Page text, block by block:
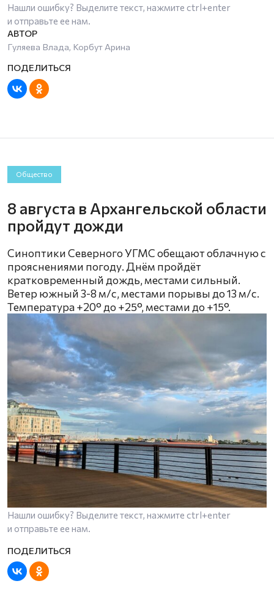
Нашли ошибку? Выделите текст, нажмите ctrl+enter
и отправьте ее нам.
Гуляева Влада, Корбут Арина
Общество
8 августа в Архангельской области
пройдут дожди
Синоптики Северного УГМС обещают облачную с
прояснениями погоду. Днём пройдёт
кратковременный дождь, местами сильный.
Ветер южный 3-8 м/с, местами порывы до 13 м/с.
Температура +20° до +25°, местами до +15°.
Нашли ошибку? Выделите текст, нажмите ctrl+enter
и отправьте ее нам.